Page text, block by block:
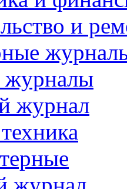
и
журналы
журнал